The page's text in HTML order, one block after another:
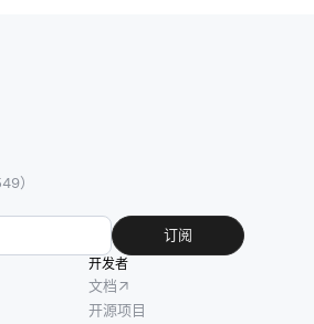
）
订阅
开发者
文档
开源项目